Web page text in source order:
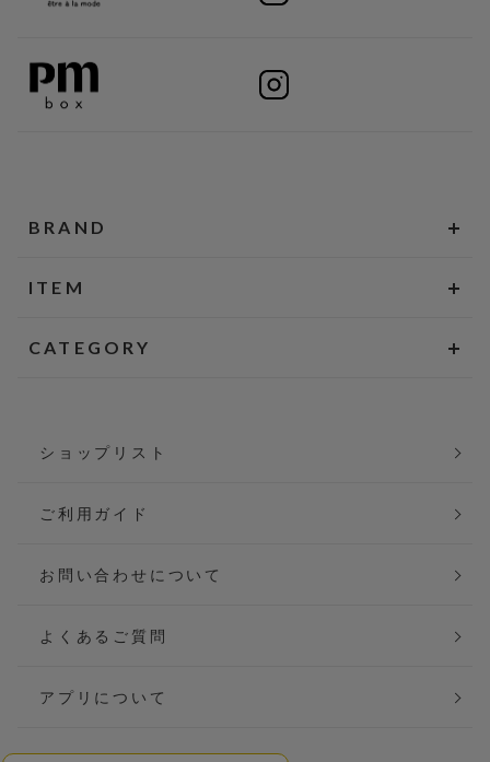
BRAND
ITEM
CATEGORY
ショップリスト
ご利用ガイド
お問い合わせについて
よくあるご質問
アプリについて